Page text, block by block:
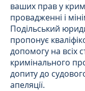
ваших прав у
провадженні і
Подільський
пропонує
допомогу на всіх
кримінального
допиту до
апеляції.